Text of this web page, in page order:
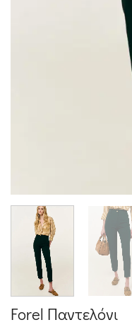
Forel Παντελόνι